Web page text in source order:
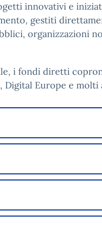
innovativi e
gestiti
organizzazioni
i fondi diretti
Digital Europe e molti